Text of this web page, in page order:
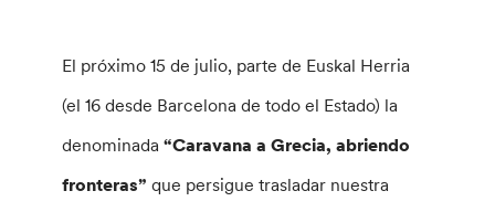
El próximo 15 de julio, parte de Euskal Herria
(el 16 desde Barcelona de todo el Estado) la
denominada “Caravana a Grecia, abriendo
fronteras” que persigue trasladar nuestra